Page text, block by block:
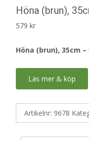
Höna (brun),
579 kr
Höna (brun), 35cm
Läs mer & köp
Artikelnr: 9678